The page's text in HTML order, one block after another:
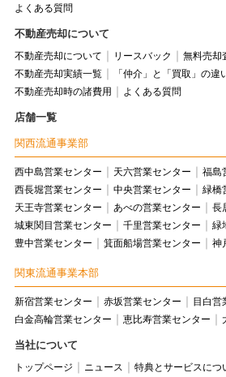
よくある質問
不動産売却について
不動産売却について リースバック
無料売却
不動産売却実績一覧
「仲介」と「買取」の違
不動産売却時の諸費用
よくある質問
店舗一覧
関西流通事業部
西中島営業センター 天六営業センター
福島
西長堀営業センター
中央営業センター
緑橋
天王寺営業センター
あべの営業センター
長
城東関目営業センター
千里営業センター
緑
豊中営業センター
箕面船場営業センター 神
関東流通事業本部
新宿営業センター 赤坂営業センター
目白営
白金高輪営業センター
恵比寿営業センター
当社について
トップページ ニュース 特典とサービスにつ